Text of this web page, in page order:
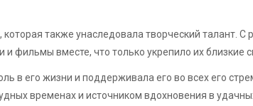
также унаследовала творческий талант. С
и фильмы вместе, что только укрепило их близкие
в его жизни и поддерживала его во всех его
временах и источником вдохновения в